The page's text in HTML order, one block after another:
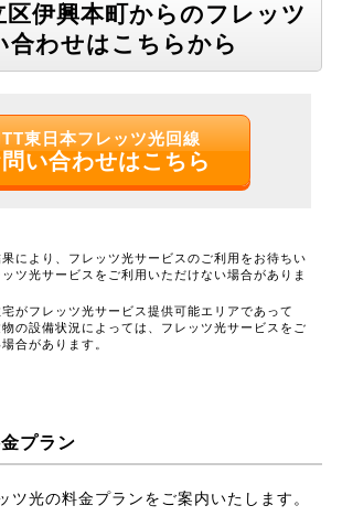
区伊興本町からのフレッツ
合わせはこちらから
東日本フレッツ光回線
い合わせはこちら
により、フレッツ光サービスのご利用をお待ちい
ツ光サービスをご利用いただけない場合がありま
がフレッツ光サービス提供可能エリアであって
の設備状況によっては、フレッツ光サービスをご
合があります。
プラン
ツ光の料金プランをご案内いたします。